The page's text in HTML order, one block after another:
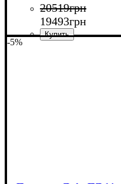
20519грн
19493грн
-5%